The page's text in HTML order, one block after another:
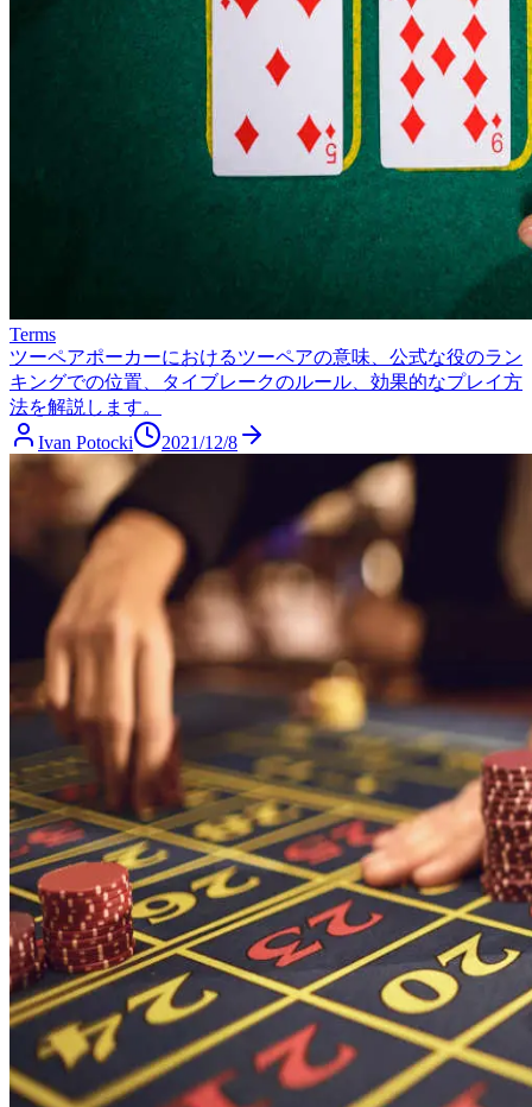
Terms
ツーペアポーカーにおけるツーペアの意味、公式な役のラン
キングでの位置、タイブレークのルール、効果的なプレイ方
法を解説します。
Ivan Potocki
2021/12/8